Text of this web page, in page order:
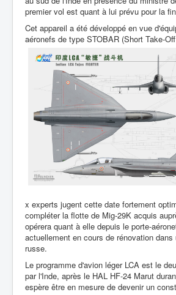
premier vol est quant à lui prévu pour la
Cet appareil a été développé en vue
aéronefs de type STOBAR (Short Take-
x experts jugent cette date fortement
compléter la flotte de Mig-29K acquis
opérera quant à elle depuis le porte-
actuellement en cours de rénovation dans
russe.
Le programme d'avion léger LCA est le
par l'Inde, après le HAL HF-24 Marut
espère être en mesure de devenir un